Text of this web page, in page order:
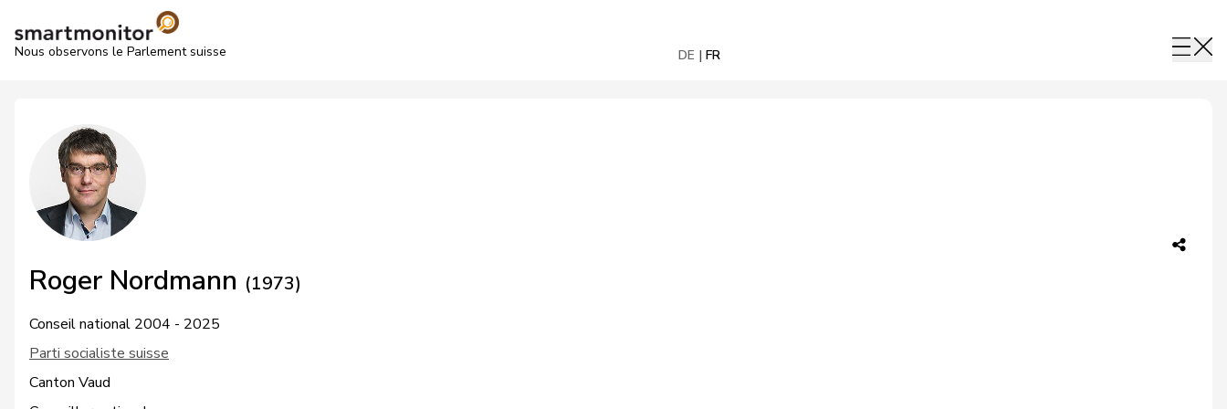
Nous observons le Parlement suisse DE FR
Roger Nordmann (1973)
Conseil national 2004 - 2025
Parti socialiste suisse
Canton Vaud